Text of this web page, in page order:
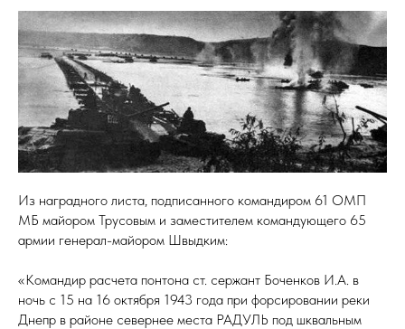
Из наградного листа, подписанного командиром 61 ОМП
МБ майором Трусовым и заместителем командующего 65
армии генерал-майором Швыдким:
«Командир расчета понтона ст. сержант Боченков И.А. в
ночь с 15 на 16 октября 1943 года при форсировании реки
Днепр в районе севернее места РАДУЛЬ под шквальным